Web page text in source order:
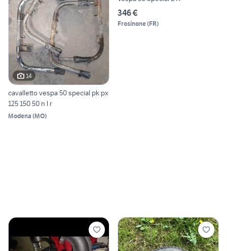
14
cavalletto vespa 50 special pk px
125 150 50 n l r
Modena (MO)
346 €
Frosinone(FR)